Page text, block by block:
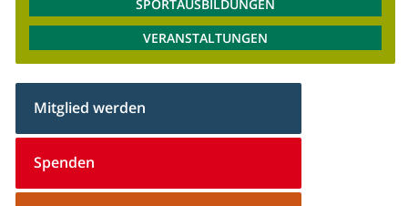
SPORTAUSBILDUNGEN
VERANSTALTUNGEN
Mitglied werden
Spenden